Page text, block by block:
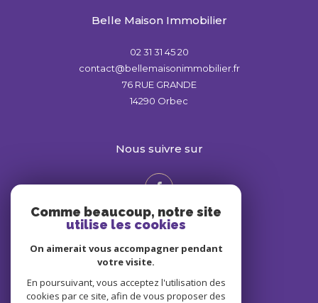
Belle Maison Immobilier
02 31 31 45 20
contact@bellemaisonimmobilier.fr
76 RUE GRANDE
14290
Orbec
nous suivre sur
Adhérents
Comme beaucoup, notre site
utilise les cookies
On aimerait vous accompagner pendant
votre visite.
En poursuivant, vous acceptez l'utilisation des
cookies par ce site, afin de vous proposer des